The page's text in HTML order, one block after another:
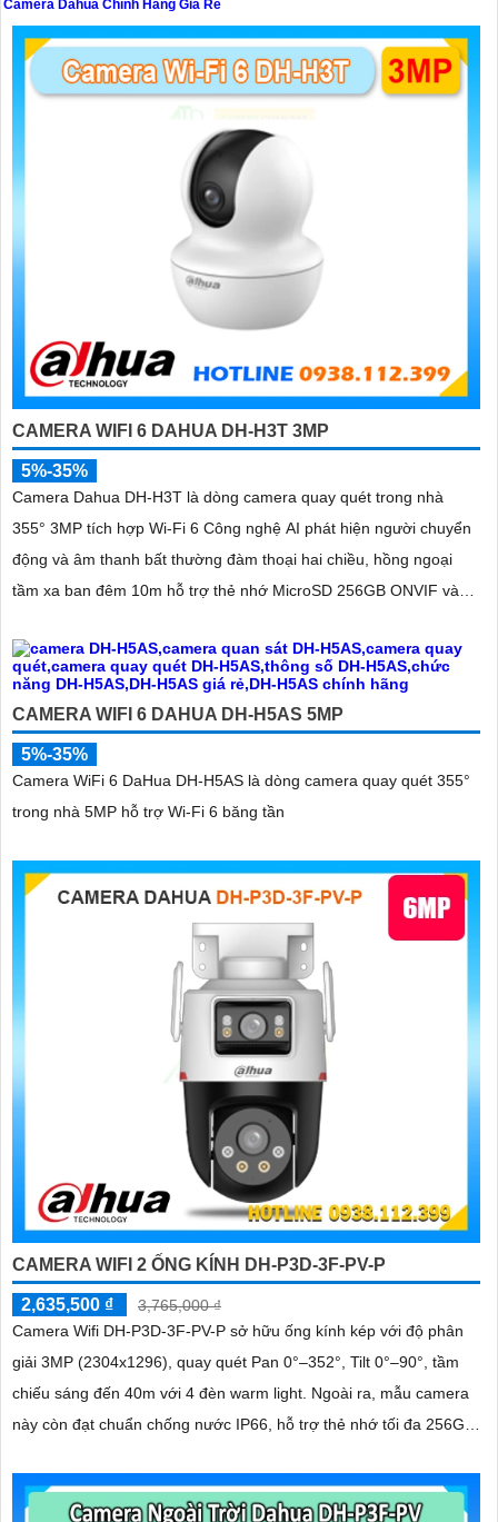
Camera Dahua Chính Hãng Giá Rẻ
CAMERA WIFI 6 DAHUA DH-H3T 3MP
5%-35%
Camera Dahua DH-H3T là dòng camera quay quét trong nhà
355° 3MP tích hợp Wi-Fi 6 Công nghệ AI phát hiện người chuyển
động và âm thanh bất thường đàm thoại hai chiều, hồng ngoại
tầm xa ban đêm 10m hỗ trợ thẻ nhớ MicroSD 256GB ONVIF và
CAMERA WIFI 6 DAHUA DH-H5AS 5MP
5%-35%
Camera WiFi 6 DaHua DH-H5AS là dòng camera quay quét 355°
trong nhà 5MP hỗ trợ Wi-Fi 6 băng tần
CAMERA WIFI 2 ỐNG KÍNH DH-P3D-3F-PV-P
2,635,500 ₫
3,765,000 ₫
Camera Wifi DH-P3D-3F-PV-P sở hữu ống kính kép với độ phân
giải 3MP (2304x1296), quay quét Pan 0°–352°, Tilt 0°–90°, tầm
chiếu sáng đến 40m với 4 đèn warm light. Ngoài ra, mẫu camera
này còn đạt chuẩn chống nước IP66, hỗ trợ thẻ nhớ tối đa 256GB,